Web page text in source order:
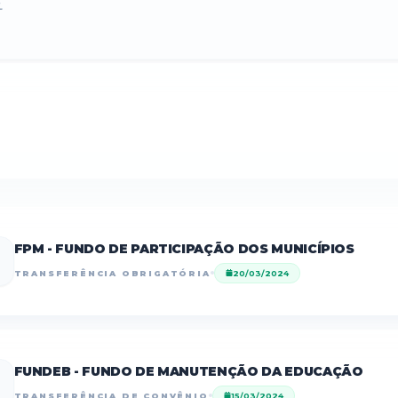
FPM - FUNDO DE PARTICIPAÇÃO DOS MUNICÍPIOS
TRANSFERÊNCIA OBRIGATÓRIA 20/03/2024
FUNDEB - FUNDO DE MANUTENÇÃO DA EDUCAÇÃO
TRANSFERÊNCIA DE CONVÊNIO 15/03/2024